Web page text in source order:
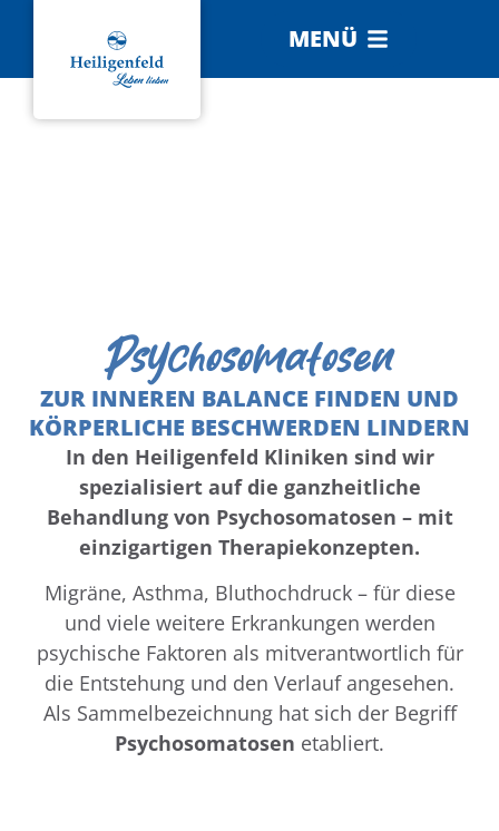
MENÜ
Psychosomatosen
ZUR INNEREN BALANCE FINDEN UND
KÖRPERLICHE BESCHWERDEN LINDERN
In den Heiligenfeld Kliniken sind wir
spezialisiert auf die ganzheitliche
Behandlung von Psychosomatosen – mit
einzigartigen Therapiekonzepten.
Migräne, Asthma, Bluthochdruck – für diese
und viele weitere Erkrankungen werden
psychische Faktoren als mitverantwortlich für
die Entstehung und den Verlauf angesehen.
Als Sammelbezeichnung hat sich der Begriff
Psychosomatosen etabliert.